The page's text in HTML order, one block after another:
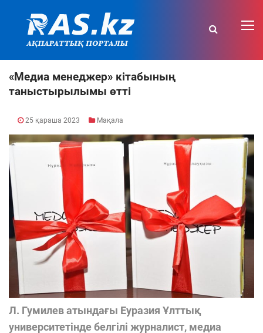
«Медиа менеджер» кітабының
таныстырылымы өтті
25 қараша 2023 Мақала
Л. Гумилев атындағы Еуразия Ұлттық
университетінде белгілі журналист, медиа